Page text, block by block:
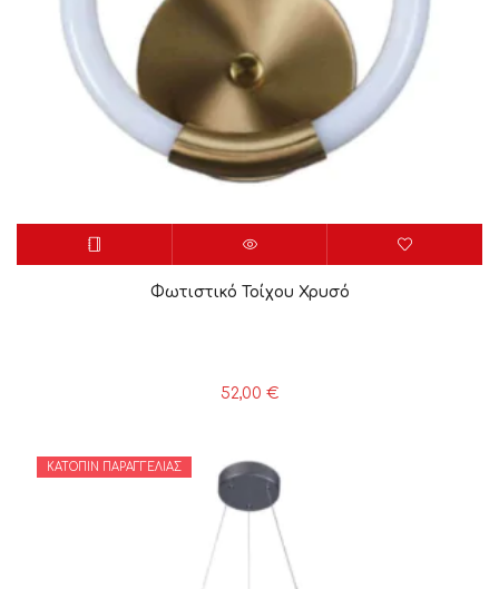
Φωτιστικό Τοίχου Χρυσό
52,00 €
ΚΑΤΌΠΙΝ ΠΑΡΑΓΓΕΛΊΑΣ